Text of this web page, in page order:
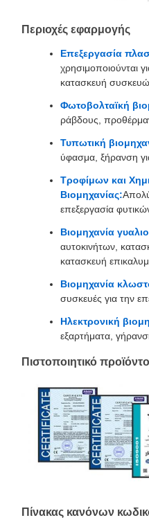
Περιοχές εφαρμογής
Επεξεργασία
χρησιμοποιούνται
κατασκευή
Φωτοβολταϊκή
ράβδους,
Τυπωτική
ύφασμα, ξήρανση
Τροφίμων και
Βιομηχανίας:
επεξεργασία
Βιομηχανία
αυτοκινήτων,
κατασκευή
Βιομηχανία
συσκευές για την
Ηλεκτρονική
εξαρτήματα,
Πιστοποιητικό
Πίνακας κανόνων